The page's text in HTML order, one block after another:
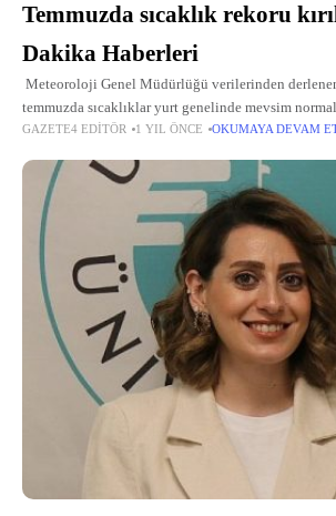
Temmuzda sıcaklık rekoru
Dakika Haberleri
Meteoroloji Genel Müdürlüğü verilerinden
temmuzda sıcaklıklar yurt genelinde mevsim
12 derece üzerine çıktı. Sıcaklıklar yurt genelinde
GAZETE4 EDITÖR 1 YIL ÖNCE OKUMAYA DEVAM